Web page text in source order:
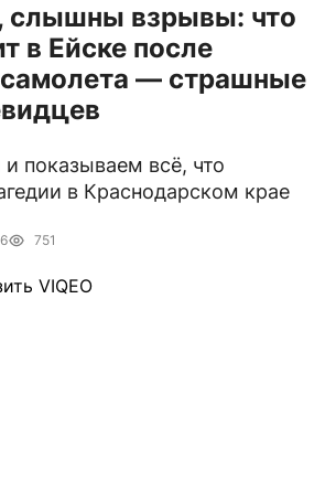
слышны взрывы: что
в Ейске после
— страшные
показываем всё, что
в Краснодарском крае
751
VIQEO